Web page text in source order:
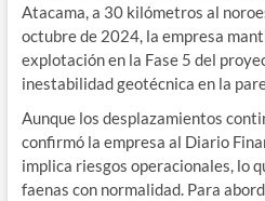
Atacama, a 30 kilómetros al
octubre de 2024, la empresa
explotación en la Fase 5 del
inestabilidad geotécnica en la
Aunque los desplazamientos
confirmó la empresa al Diario
implica riesgos operacionales, lo
faenas con normalidad. Para